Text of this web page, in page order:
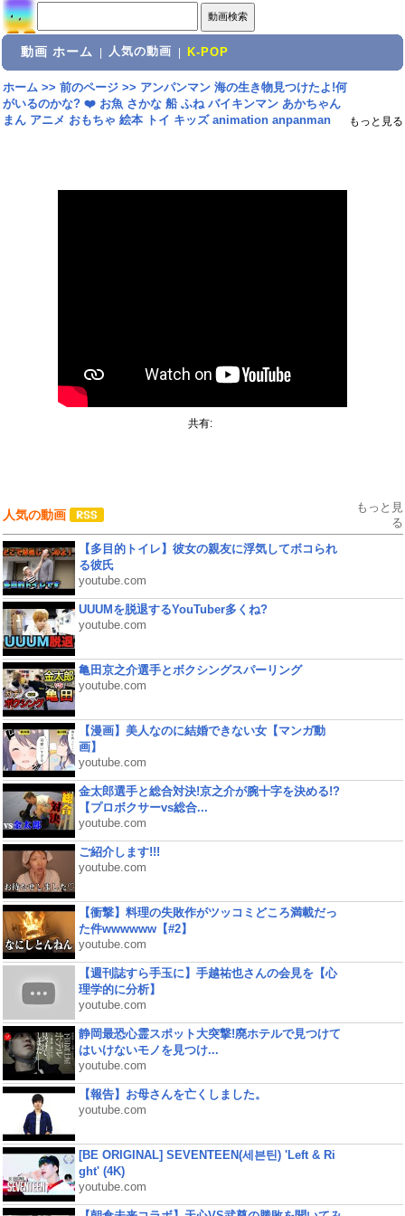
動画 ホーム 人気の動画 K-POP
ホーム>> 前のページ>> アンパンマン 海の生き物見つけたよ!何
がいるのかな? ❤️ お魚 さかな 船 ふね バイキンマン あかちゃん
まん アニメ おもちゃ 絵本 トイ キッズ animation anpanman
もっと見る
共有:
人気の動画
もっと見
る
【多目的トイレ】彼女の親友に浮気してボコられ
る彼氏
youtube.com
UUUMを脱退するYouTuber多くね?
youtube.com
亀田京之介選手とボクシングスパーリング
youtube.com
【漫画】美人なのに結婚できない女【マンガ動
画】
youtube.com
金太郎選手と総合対決!京之介が腕十字を決める!?
【プロボクサーvs総合...
youtube.com
ご紹介します!!!
youtube.com
【衝撃】料理の失敗作がツッコミどころ満載だっ
た件wwwwww【#2】
youtube.com
【週刊誌すら手玉に】手越祐也さんの会見を【心
理学的に分析】
youtube.com
静岡最恐心霊スポット大突撃!廃ホテルで見つけて
はいけないモノを見つけ...
youtube.com
【報告】お母さんを亡くしました。
youtube.com
[BE ORIGINAL] SEVENTEEN(세븐틴) 'Left & Ri
ght' (4K)
youtube.com